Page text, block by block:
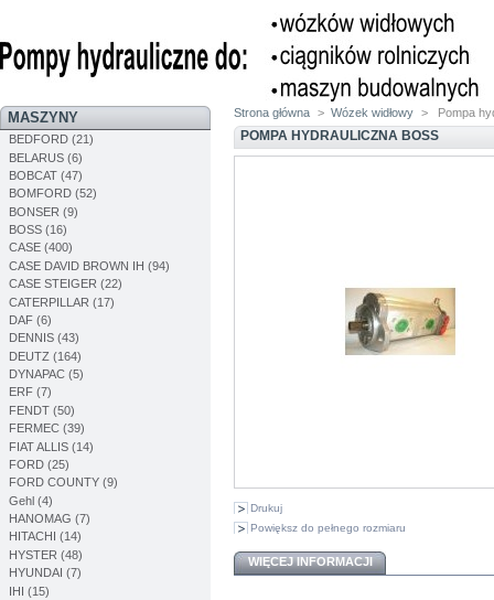
MASZYNY
BEDFORD (21)
BELARUS (6)
BOBCAT (47)
BOMFORD (52)
BONSER (9)
BOSS (16)
CASE (400)
CASE DAVID BROWN IH (94)
CASE STEIGER (22)
CATERPILLAR (17)
DAF (6)
DENNIS (43)
DEUTZ (164)
DYNAPAC (5)
ERF (7)
FENDT (50)
FERMEC (39)
FIAT ALLIS (14)
FORD (25)
FORD COUNTY (9)
Gehl (4)
HANOMAG (7)
HITACHI (14)
HYSTER (48)
HYUNDAI (7)
IHI (15)
Strona główna > Wózek widłowy > Pompa
POMPA HYDRAULICZNA BOSS
Drukuj
Powiększ do pełnego rozmiaru
WIĘCEJ INFORMACJI